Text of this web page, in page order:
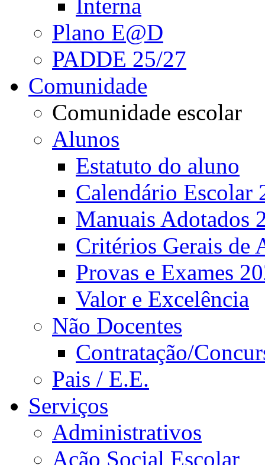
Interna
Plano E@D
PADDE 25/27
Comunidade
Comunidade escolar
Alunos
Estatuto do aluno
Calendário Escolar
Manuais Adotados
Critérios Gerais de
Provas e Exames
Valor e Excelência
Não Docentes
Contratação/
Pais / E.E.
Serviços
Administrativos
Ação Social Escolar